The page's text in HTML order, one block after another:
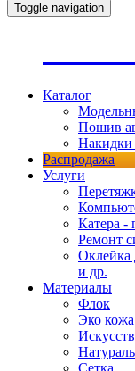
Toggle navigation
Каталог
Пошив
Накидки
Распродажа
Услуги
Катера -
Ремонт
Оклейка
и др.
Материалы
Флок
Эко кожа
Сетка